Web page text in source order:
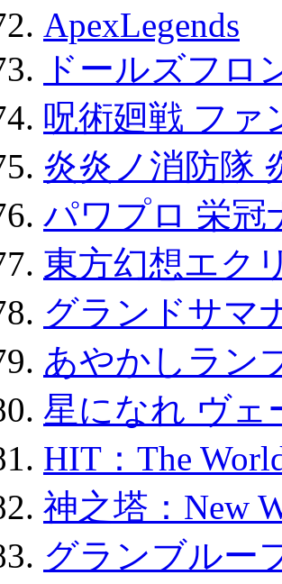
ApexLegends
ドールズフロ
呪術廻戦 ファ
炎炎ノ消防隊
パワプロ 栄冠
東方幻想エク
グランドサマ
あやかしラン
星になれ ヴェ
HIT：The
神之塔：New
グランブルー